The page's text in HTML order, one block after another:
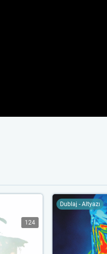
124
Dublaj - Altyazı